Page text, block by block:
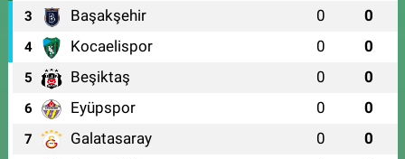
3 Başakşehir 0 0
4 Kocaelispor 0 0
5 Beşiktaş 0 0
6 Eyüpspor 0 0
7 Galatasaray 0 0